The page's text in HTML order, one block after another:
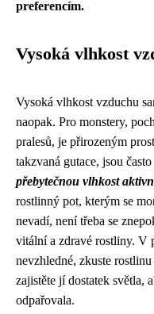
preferencím.
Vysoká vlhkost
Vysoká vlhkost vzduchu
naopak. Pro monstery,
pralesů, je přirozeným
takzvaná gutace, jsou
přebytečnou vlhkost
rostlinný pot, kterým se
nevadí, není třeba se
vitální a zdravé rostliny. V
nevzhledné, zkuste
zajistěte jí dostatek světla,
odpařovala.